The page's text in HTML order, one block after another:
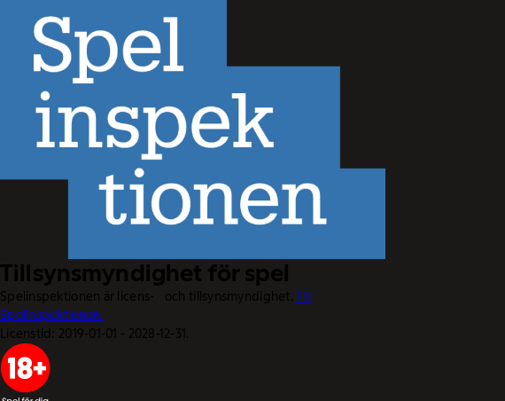
Tillsynsmyndighet för spel
Spelinspektionen är licens- och tillsynsmyndighet.Till
Spelinspektionen.
Licenstid: 2019-01-01 - 2028-12-31.